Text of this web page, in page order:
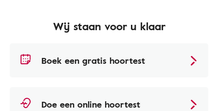
Wij staan voor u klaar
Boek een gratis hoortest
Doe een online hoortest